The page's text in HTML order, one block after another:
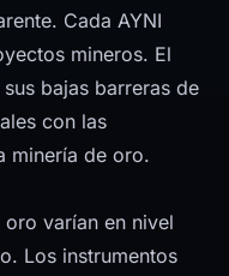
Cada AYNI
mineros. El
bajas barreras de
con las
minería de oro.
varían en nivel
Los instrumentos